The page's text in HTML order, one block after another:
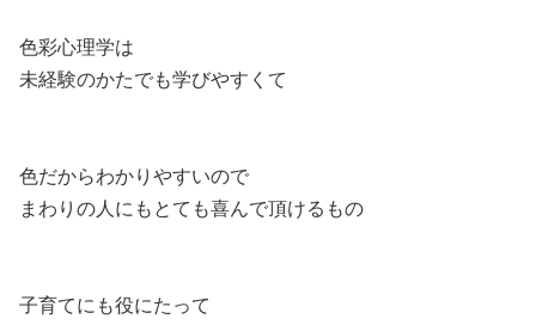
色彩心理学は
未経験のかたでも学びやすくて
色だからわかりやすいので
まわりの人にもとても喜んで頂けるもの
子育てにも役にたって